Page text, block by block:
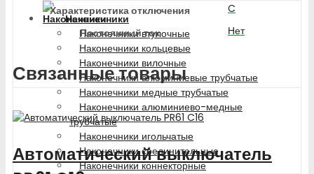
Наконечники
Наконечники втулочные
Наконечники кольцевые
Наконечники вилочные
Наконечники алюминиевые трубчатые
Наконечники медные трубчатые
Наконечники алюминиево-медные
трубчатые
Наконечники игольчатые
Наконечники соединительные
Наконечники коннекторные
Характеристика отключения
C
Постоянный ток
Нет
Связанные товары
Автоматический выключатель